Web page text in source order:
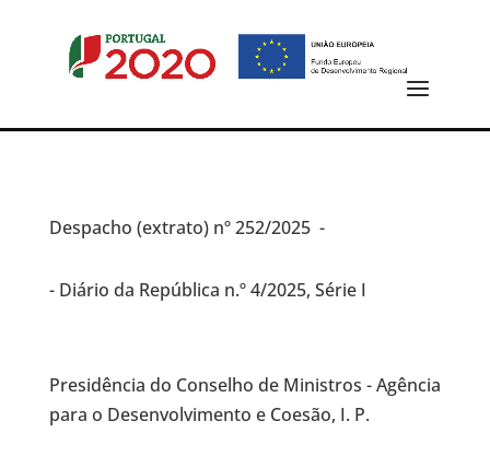
Despacho (extrato) nº 252/2025 -
- Diário da República n.º 4/2025, Série I
Presidência do Conselho de Ministros - Agência
para o Desenvolvimento e Coesão, I. P.